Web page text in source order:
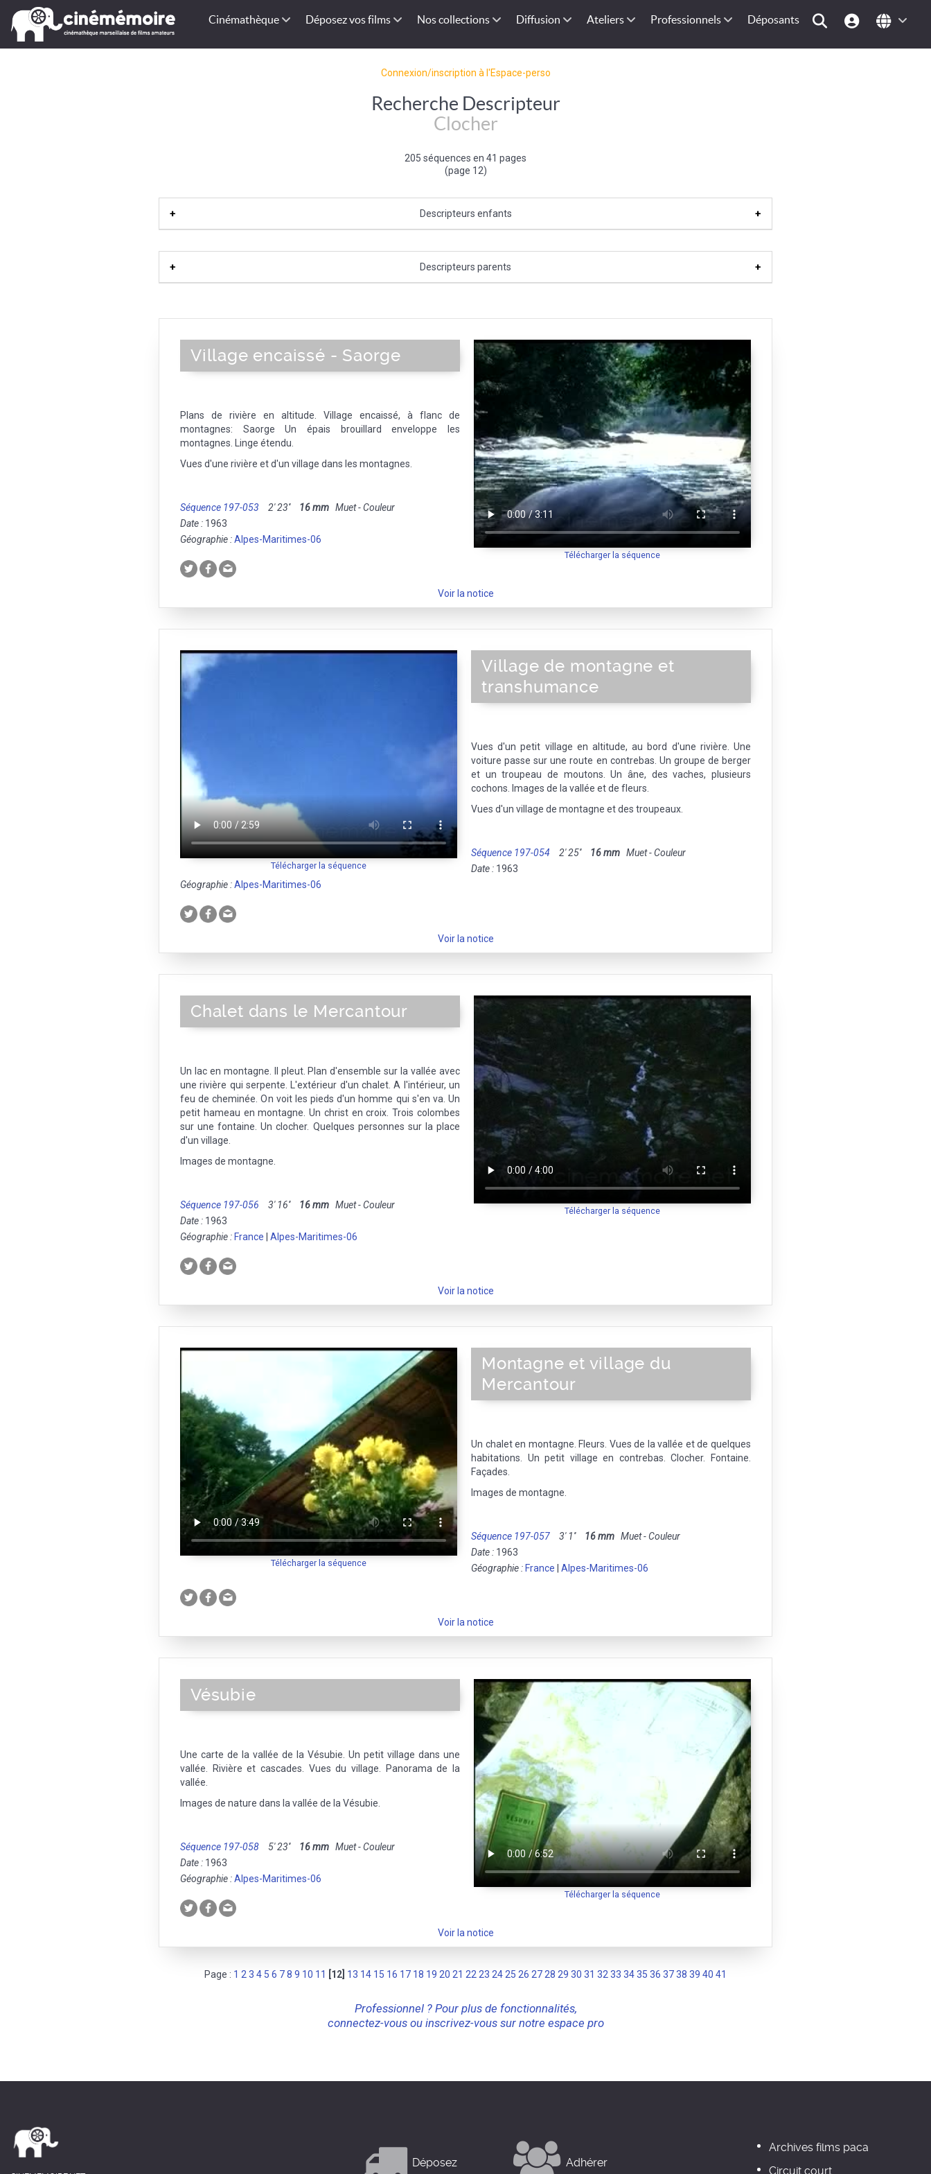
Cinémathèque Déposez vos films Nos collections Diffusion Ateliers Professionnels Déposants
Connexion/inscription à l'Espace-perso
Recherche Descripteur
Clocher
205 séquences en 41 pages
(page 12)
Descripteurs enfants
Cloche
Descripteurs parents
Télécharger la séquence
Village encaissé - Saorge
Plans de rivière en altitude. Village encaissé, à flanc de
montagnes: Saorge Un épais brouillard enveloppe les
montagnes. Linge étendu.
Vues d'une rivière et d'un village dans les montagnes.
Séquence 197-053 2' 23'' 16 mm Muet - Couleur
Date : 1963
Géographie :Alpes-Maritimes-06
Voir la notice
Télécharger la séquence
Village de montagne et
transhumance
Vues d'un petit village en altitude, au bord d'une rivière. Une
voiture passe sur une route en contrebas. Un groupe de berger
et un troupeau de moutons. Un âne, des vaches, plusieurs
cochons. Images de la vallée et de fleurs.
Vues d'un village de montagne et des troupeaux.
Séquence 197-054 2' 25'' 16 mm Muet - Couleur
Date : 1963
Géographie :Alpes-Maritimes-06
Voir la notice
Télécharger la séquence
Chalet dans le Mercantour
Un lac en montagne. Il pleut. Plan d'ensemble sur la vallée avec
une rivière qui serpente. L'extérieur d'un chalet. A l'intérieur, un
feu de cheminée. On voit les pieds d'un homme qui s'en va. Un
petit hameau en montagne. Un christ en croix. Trois colombes
sur une fontaine. Un clocher. Quelques personnes sur la place
d'un village.
Images de montagne.
Séquence 197-056 3' 16'' 16 mm Muet - Couleur
Date : 1963
Géographie : France Alpes-Maritimes-06
Voir la notice
Télécharger la séquence
Montagne et village du
Mercantour
Un chalet en montagne. Fleurs. Vues de la vallée et de quelques
habitations. Un petit village en contrebas. Clocher. Fontaine.
Façades.
Images de montagne.
Séquence 197-057 3' 1'' 16 mm Muet - Couleur
Date : 1963
Géographie : France Alpes-Maritimes-06
Voir la notice
Télécharger la séquence
Vésubie
Une carte de la vallée de la Vésubie. Un petit village dans une
vallée. Rivière et cascades. Vues du village. Panorama de la
vallée.
Images de nature dans la vallée de la Vésubie.
Séquence 197-058 5' 23'' 16 mm Muet - Couleur
Date : 1963
Géographie :Alpes-Maritimes-06
Voir la notice
Page : 1 2 3 4 5 6 78 9 10 11 [12] 13 14 15 16 17 18 19 20 21 22 23 24 25 26 27 28 29 30 31 32 33 3435 36 3738 39 40 41
Professionnel ? Pour plus de fonctionnalités,
connectez-vous ou inscrivez-vous sur notre espace pro
Déposez Adhérer
Archives films paca
Circuit court